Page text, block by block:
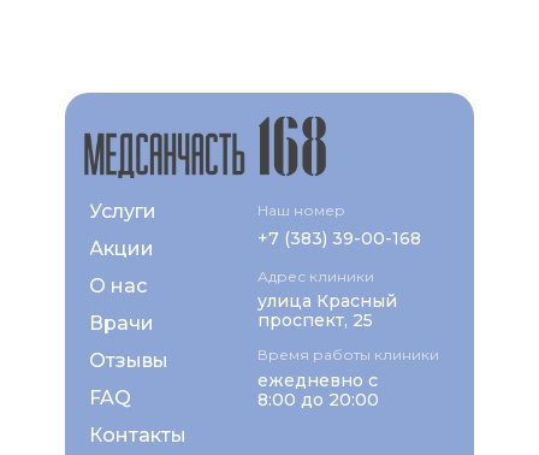
Услуги
Акции
Врачи
О нас
+7 (383) 39-00-168
Отзывы
FAQ
Контакты
Наш номер
ежедневно с
8:00 до 20:00
Время работы клиники
Адрес клиники
улица Красный
проспект, 25